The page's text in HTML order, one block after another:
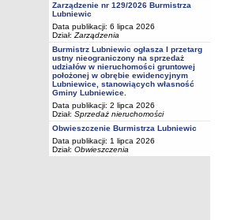
Zarządzenie nr 129/2026 Burmistrza
Lubniewic
Data publikacji: 6 lipca 2026
Dział: Zarządzenia
Burmistrz Lubniewic ogłasza I przetarg
ustny nieograniczony na sprzedaż
udziałów w nieruchomości gruntowej
położonej w obrębie ewidencyjnym
Lubniewice, stanowiących własność
Gminy Lubniewice.
Data publikacji: 2 lipca 2026
Dział: Sprzedaż nieruchomości
Obwieszczenie Burmistrza Lubniewic
Data publikacji: 1 lipca 2026
Dział: Obwieszczenia